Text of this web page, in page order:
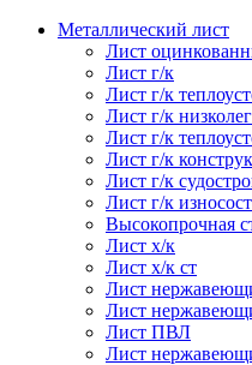
Металлический лист
Лист
Лист г/к
Лист г/к
Лист г/к
Лист г/к
Лист г/к
Лист г/к
Лист г/к
Высокопрочная
Лист х/к
Лист х/к ст
Лист
Лист
Лист ПВЛ
Лист